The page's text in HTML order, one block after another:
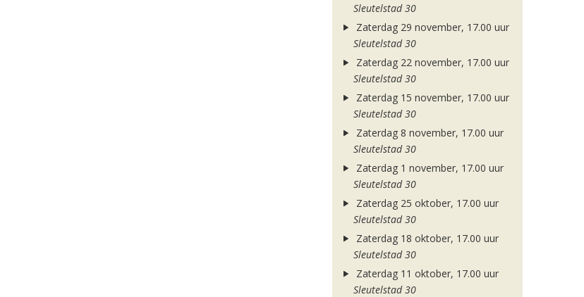
Sleutelstad 30
Zaterdag 29 november, 17.00 uur
Sleutelstad 30
Zaterdag 22 november, 17.00 uur
Sleutelstad 30
Zaterdag 15 november, 17.00 uur
Sleutelstad 30
Zaterdag 8 november, 17.00 uur
Sleutelstad 30
Zaterdag 1 november, 17.00 uur
Sleutelstad 30
Zaterdag 25 oktober, 17.00 uur
Sleutelstad 30
Zaterdag 18 oktober, 17.00 uur
Sleutelstad 30
Zaterdag 11 oktober, 17.00 uur
Sleutelstad 30